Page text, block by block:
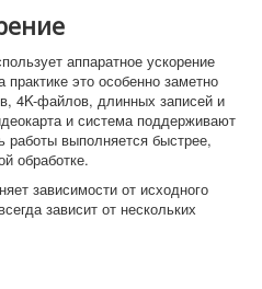
аппаратное ускорение
это особенно заметно
4K-файлов, длинных записей и
и система поддерживают
выполняется быстрее,
обработке.
зависимости от исходного
зависит от нескольких